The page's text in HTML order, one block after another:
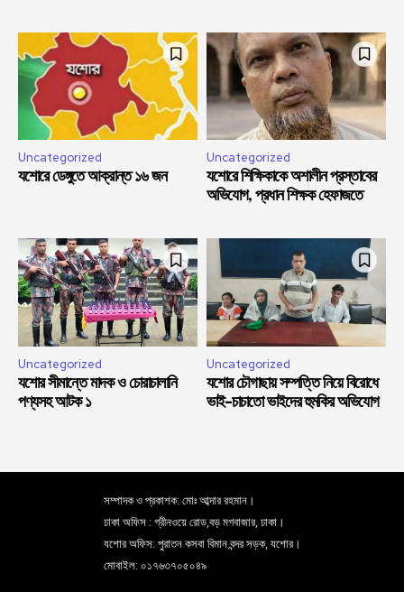
Uncategorized
যশোরে ডেঙ্গুতে আক্রান্ত ১৬ জন
Uncategorized
যশোরে শিক্ষিকাকে অশালীন প্রস্তাবের
অভিযোগ, প্রধান শিক্ষক হেফাজতে
Uncategorized
যশোর সীমান্তে মাদক ও চোরাচালানি
পণ্যসহ আটক ১
Uncategorized
যশোর চৌগাছায় সম্পত্তি নিয়ে বিরোধে
ভাই-চাচাতো ভাইদের হুমকির অভিযোগ
সম্পাদক ও প্রকাশক: মোঃ আব্দার রহমান।
ঢাকা অফিস : গ্রীনওয়ে রোড,বড় মগবাজার, ঢাকা।
যশোর অফিস: পুরাতন কসবা বিমান বন্দর সড়ক, যশোর।
মোবাইল: ০১৭৬৩৭০৫০৪৯